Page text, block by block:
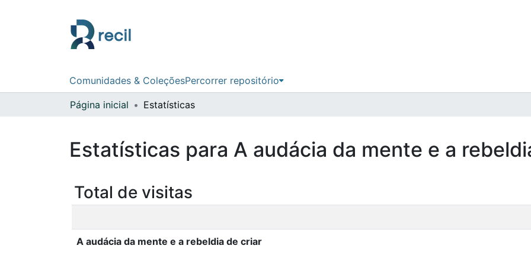
Comunidades & ColeçõesPercorrer repositório
Página inicial Estatísticas
Estatísticas para A audácia da mente e a
Total de visitas
A audácia da mente e a rebeldia de criar